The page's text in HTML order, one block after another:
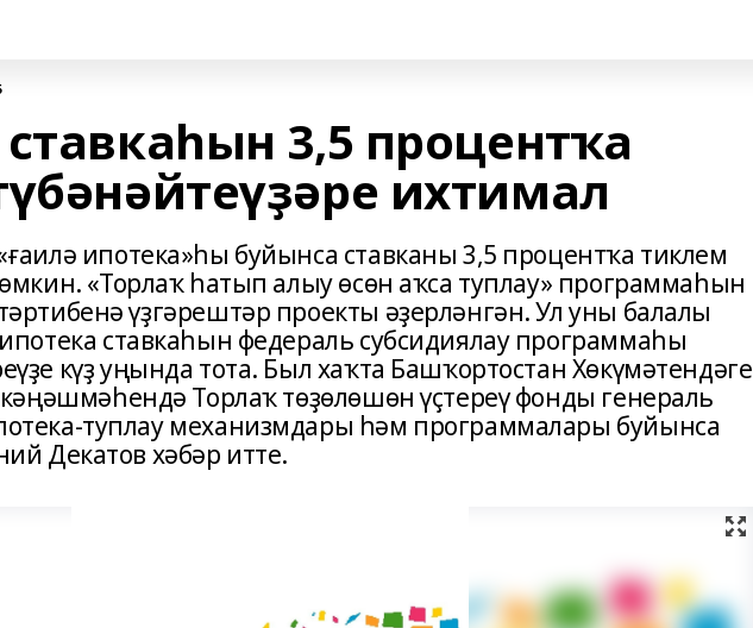
3,5 процентҡа
ихтимал
ипотека»һы буйынса ставканы 3,5 процентҡа тиклем
«Торлаҡ һатып алыу өсөн аҡса туплау» программаһын
үҙгәрештәр проекты әҙерләнгән. Ул уны балалы
ставкаһын федераль субсидиялау программаһы
күҙ уңында тота. Был хаҡта Башҡортостан Хөкүмәтендәге
кәңәшмәһендә Торлаҡ төҙөлөшөн үҫтереү фонды генераль
туплау механизмдары һәм программалары буйынса
Декатов хәбәр итте.